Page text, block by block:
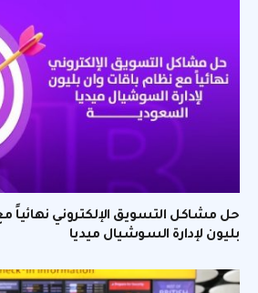
حل مشاكل التسويق الإلكتروني نهائياً
بليون لإدارة السوشيال ميديا